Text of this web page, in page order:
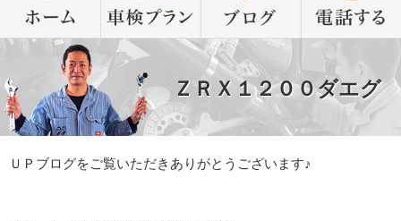
ＺＲＸ１２００ダエグ
ＵＰブログをご覧いただきありがとうございます♪